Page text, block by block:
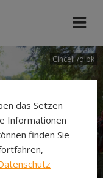
Cincelli/dibk
das Setzen
Informationen
finden Sie